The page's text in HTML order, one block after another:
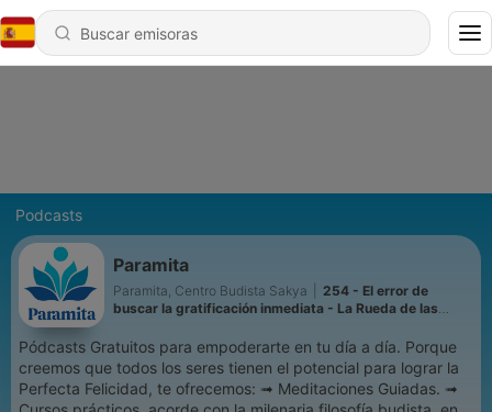
Podcasts
Paramita
Paramita, Centro Budista Sakya
254 - El error de
buscar la gratificación inmediata - La Rueda de las
Pódcasts Gratuitos para empoderarte en tu día a día. Porque
creemos que todos los seres tienen el potencial para lograr la
Perfecta Felicidad, te ofrecemos: ➟ Meditaciones Guiadas. ➟